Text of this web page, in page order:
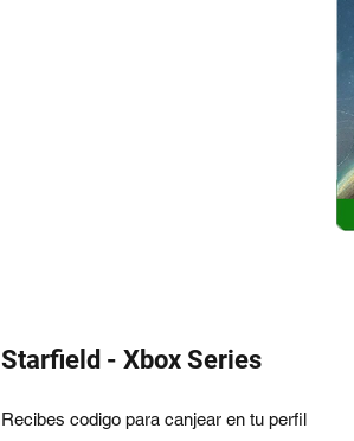
Starfield - Xbox Series
Recibes codigo para canjear en tu perfil